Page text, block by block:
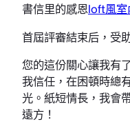
書信里的感恩loft風室
首屆評審結束后，受
您的這份關心讓我有
我信任，在困頓時總
光。紙短情長，我會
遠方！